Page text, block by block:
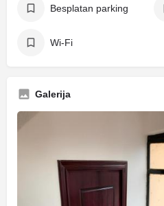
Besplatan parking
Wi-Fi
Galerija